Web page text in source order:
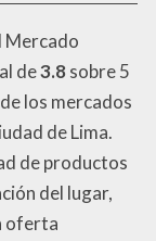
Mercado
de3.8sobre 5
los mercados
de Lima.
de productos
del lugar,
oferta